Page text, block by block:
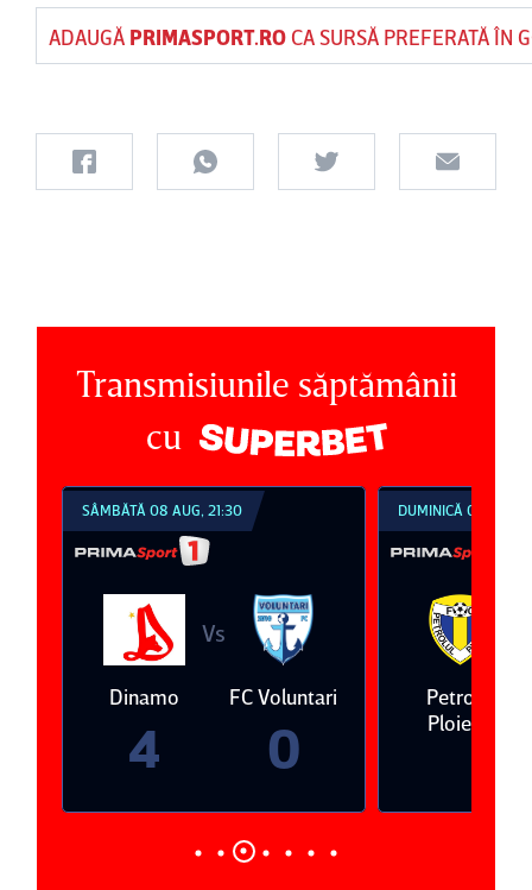
ADAUGĂ PRIMASPORT.ROCA SURSĂ PREFERATĂ ÎN
Transmisiunile săptămânii
cu
SÂMBĂTĂ 08 AUG, 21:30
Dinamo
4
Vs
FC Voluntari
0
DUMINICĂ 09 AUG,
Petrolul
Ploieşti